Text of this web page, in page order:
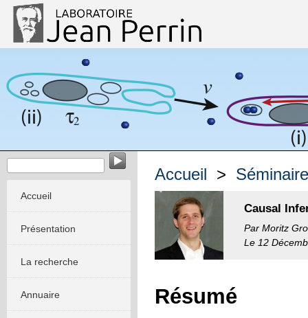
Accueil
Présentation
La recherche
Annuaire
Accueil >
Causal
Par Moritz
Le 12
Résumé